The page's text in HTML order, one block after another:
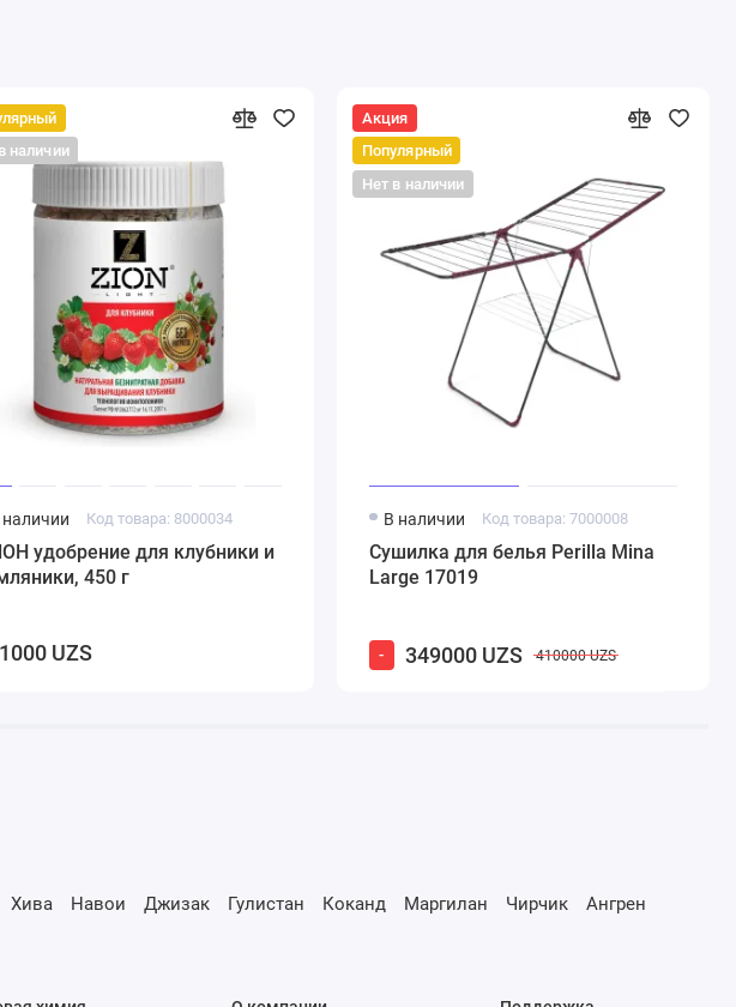
наличии
наличии Код товара: 8000034
удобрение для клубники и
450 г
UZS
Акция
Популярный
Нет в наличии
В наличии Код товара: 7000008
Сушилка для белья Perilla Mina
Large 17019
- 349000 UZS 410000 UZS
Хива Навои Джизак Гулистан Коканд Маргилан Чирчик
Ангрен